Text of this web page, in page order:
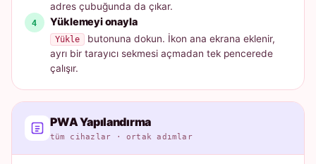
adres çubuğunda da çıkar.
Yüklemeyi onayla
Yükle
butonuna dokun. İkon ana ekrana eklenir,
ayrı bir tarayıcı sekmesi açmadan tek pencerede
çalışır.
PWA Yapılandırma
tüm cihazlar · ortak adımlar